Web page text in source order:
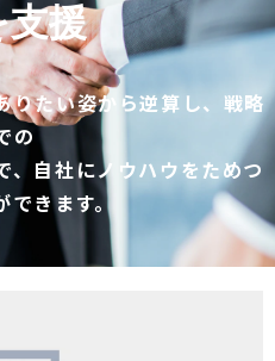
支援
りたい姿から逆算し、戦略
の
、自社にノウハウをためつ
できます。